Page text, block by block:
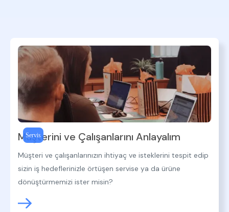
Servis
Müşterini ve Çalışanlarını Anlayalım
Müşteri ve çalışanlarınızın ihtiyaç ve isteklerini tespit edip
sizin iş hedeflerinizle örtüşen servise ya da ürüne
dönüştürmemizi ister misin?